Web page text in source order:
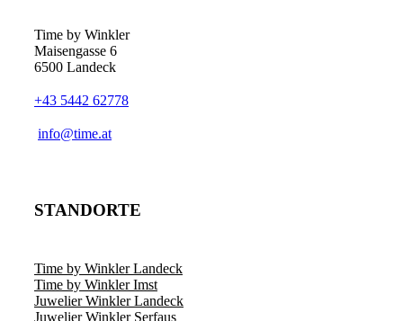
Time by Winkler
Maisengasse 6
6500 Landeck
+43 5442 62778
­info@time.at
STANDORTE
Time by Winkler Landeck
Time by Winkler Imst
Juwelier Winkler Landeck
Juwelier Winkler Serfaus